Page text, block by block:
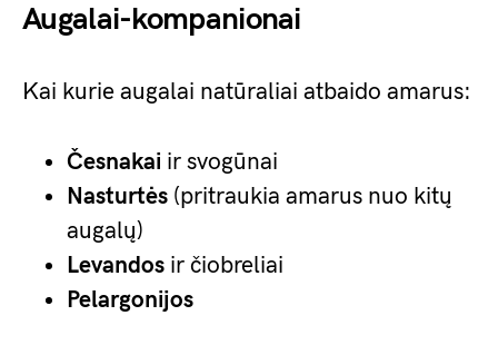
Augalai-kompanionai
Kai kurie augalai natūraliai atbaido amarus:
Česnakai ir svogūnai
Nasturtės (pritraukia amarus nuo kitų
augalų)
Levandos ir čiobreliai
Pelargonijos